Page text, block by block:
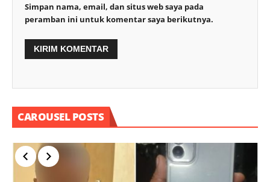
Simpan nama, email, dan situs web saya pada
peramban ini untuk komentar saya berikutnya.
CAROUSEL POSTS